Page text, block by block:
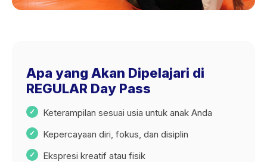
Apa yang Akan Dipelajari di
REGULAR Day Pass
Keterampilan sesuai usia untuk anak Anda
Kepercayaan diri, fokus, dan disiplin
Ekspresi kreatif atau fisik